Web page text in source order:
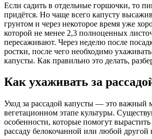
Если садить в отдельные горшочки, то
придётся. Но чаще всего капусту
грунтом и через некоторое время уже
которой не менее 2,3 полноценных
пересаживают. Через неделю после
ростки, после чего необходимо ухаживать
капусты. Как правильно это делать,
Как ухаживать за
Уход за рассадой капусты — это важный
вегетационном этапе культуры.
особенности, которые помогут
рассаду белокочанной или любой другой